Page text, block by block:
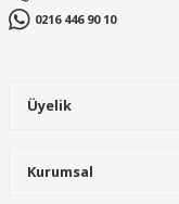
3m
0216 446 90 10
Üyelik
Kurumsal